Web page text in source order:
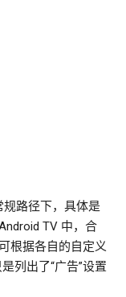
规路径下，具体是
TV 中，合
根据各自的自定义
列出了“广告”设置